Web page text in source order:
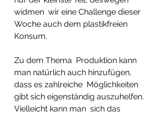
widmen  wir eine Challenge dieser
Woche auch dem plastikfreien
Konsum.
Zu dem Thema  Produktion kann
man natürlich auch hinzufügen,
dass es zahlreiche  Möglichkeiten
gibt sich eigenständig auszuhelfen.
Vielleicht kann man  sich das